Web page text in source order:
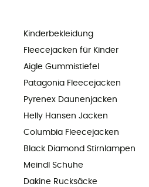
Kinderbekleidung
Fleecejacken für Kinder
Aigle Gummistiefel
Patagonia Fleecejacken
Pyrenex Daunenjacken
Helly Hansen Jacken
Columbia Fleecejacken
Black Diamond Stirnlampen
Meindl Schuhe
Dakine Rucksäcke